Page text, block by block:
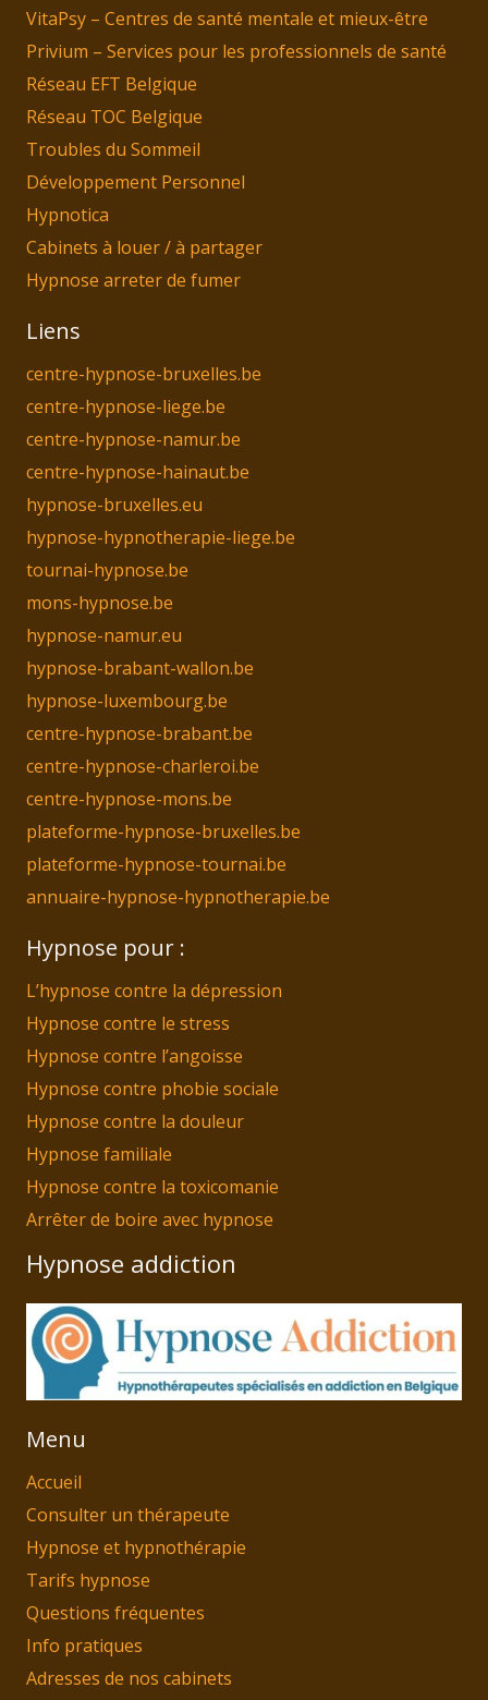
VitaPsy – Centres de santé mentale et mieux-être
Privium – Services pour les professionnels de santé
Réseau EFT Belgique
Réseau TOC Belgique
Troubles du Sommeil
Développement Personnel
Hypnotica
Cabinets à louer / à partager
Hypnose arreter de fumer
Liens
centre-hypnose-bruxelles.be
centre-hypnose-liege.be
centre-hypnose-namur.be
centre-hypnose-hainaut.be
hypnose-bruxelles.eu
hypnose-hypnotherapie-liege.be
tournai-hypnose.be
mons-hypnose.be
hypnose-namur.eu
hypnose-brabant-wallon.be
hypnose-luxembourg.be
centre-hypnose-brabant.be
centre-hypnose-charleroi.be
centre-hypnose-mons.be
plateforme-hypnose-bruxelles.be
plateforme-hypnose-tournai.be
annuaire-hypnose-hypnotherapie.be
Hypnose pour :
L’hypnose contre la dépression
Hypnose contre le stress
Hypnose contre l’angoisse
Hypnose contre phobie sociale
Hypnose contre la douleur
Hypnose familiale
Hypnose contre la toxicomanie
Arrêter de boire avec hypnose
Hypnose addiction
Menu
Accueil
Consulter un thérapeute
Hypnose et hypnothérapie
Tarifs hypnose
Questions fréquentes
Info pratiques
Adresses de nos cabinets